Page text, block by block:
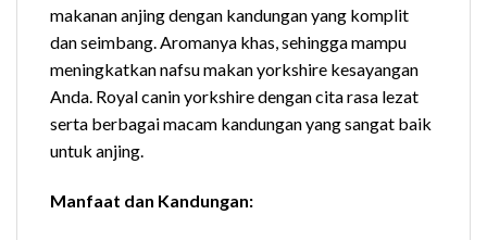
makanan anjing dengan kandungan yang komplit
dan seimbang. Aromanya khas, sehingga mampu
meningkatkan nafsu makan yorkshire kesayangan
Anda. Royal canin yorkshire dengan cita rasa lezat
serta berbagai macam kandungan yang sangat baik
untuk anjing.
Manfaat dan Kandungan: